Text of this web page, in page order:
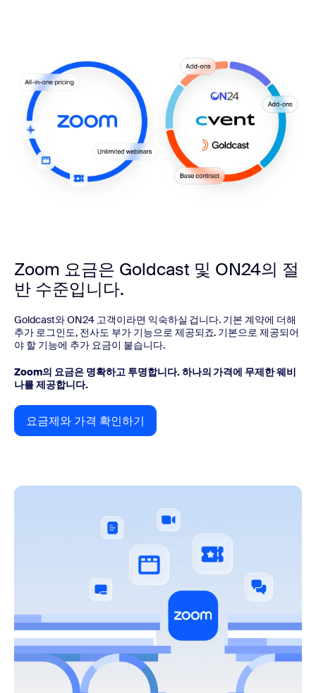
Zoom 요금은 Goldcast 및 ON24의 절
반 수준입니다.
Goldcast와 ON24 고객이라면 익숙하실 겁니다. 기본 계약에 더해
추가 로그인도, 전사도 부가 기능으로 제공되죠. 기본으로 제공되어
야 할 기능에 추가 요금이 붙습니다.
Zoom의 요금은 명확하고 투명합니다. 하나의 가격에 무제한 웨비
나를 제공합니다.
요금제와 가격 확인하기
요금제와 가격 확인하기